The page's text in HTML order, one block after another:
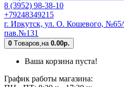
8 (3952) 98-38-10
+79248349215
г. Иркутск, ул. О. Кошевого, №65/
пав.№131
0 Tоваров, на 0.00р.
Ваша корзина пуста!
График работы магазина: